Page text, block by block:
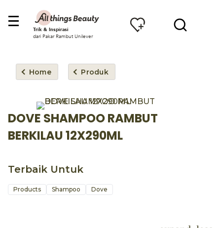
Trik & Inspirasi
dari Pakar Rambut Unilever
Home Produk
DOVE SHAMPOO RAMBUT
BERKILAU 12X290ML
Terbaik Untuk
Products Shampoo Dove